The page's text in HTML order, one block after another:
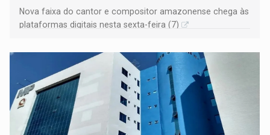
Nova faixa do cantor e compositor amazonense chega às
plataformas digitais nesta sexta-feira (7)